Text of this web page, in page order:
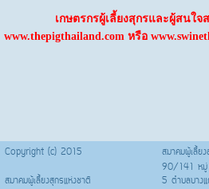
เกษตรกรผู้เลี้ยงสุกรและผู้สนใจ
www.thepigthailand.com หรือ
Copyright (c) 2015 สมาคมผู้เลี้ย
สมาคมผู้เลี้ยงสุกรแห่งชาติ
90/141 หมู่
5 ตำบลบาง